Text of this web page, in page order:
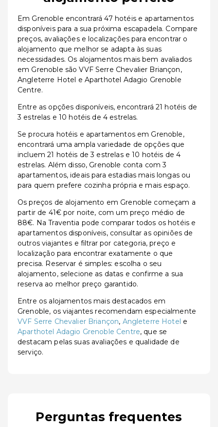
Em Grenoble encontrará 47 hotéis e apartamentos
disponíveis para a sua próxima escapadela. Compare
preços, avaliações e localizações para encontrar o
alojamento que melhor se adapta às suas
necessidades. Os alojamentos mais bem avaliados
em Grenoble são VVF Serre Chevalier Briançon,
Angleterre Hotel e Aparthotel Adagio Grenoble
Centre.
Entre as opções disponíveis, encontrará 21 hotéis de
3 estrelas e 10 hotéis de 4 estrelas.
Se procura hotéis e apartamentos em Grenoble,
encontrará uma ampla variedade de opções que
incluem 21 hotéis de 3 estrelas e 10 hotéis de 4
estrelas. Além disso, Grenoble conta com 3
apartamentos, ideais para estadias mais longas ou
para quem prefere cozinha própria e mais espaço.
Os preços de alojamento em Grenoble começam a
partir de 41€ por noite, com um preço médio de
88€. Na Traventia pode comparar todos os hotéis e
apartamentos disponíveis, consultar as opiniões de
outros viajantes e filtrar por categoria, preço e
localização para encontrar exatamente o que
precisa. Reservar é simples: escolha o seu
alojamento, selecione as datas e confirme a sua
reserva ao melhor preço garantido.
Entre os alojamentos mais destacados em
Grenoble, os viajantes recomendam especialmente
VVF Serre Chevalier Briançon, Angleterre Hotel e
Aparthotel Adagio Grenoble Centre, que se
destacam pelas suas avaliações e qualidade de
serviço.
Perguntas frequentes